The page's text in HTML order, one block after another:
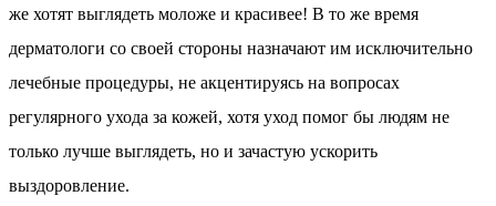
же хотят выглядеть моложе и красивее! В то же время
дерматологи со своей стороны назначают им исключительно
лечебные процедуры, не акцентируясь на вопросах
регулярного ухода за кожей, хотя уход помог бы людям не
только лучше выглядеть, но и зачастую ускорить
выздоровление.